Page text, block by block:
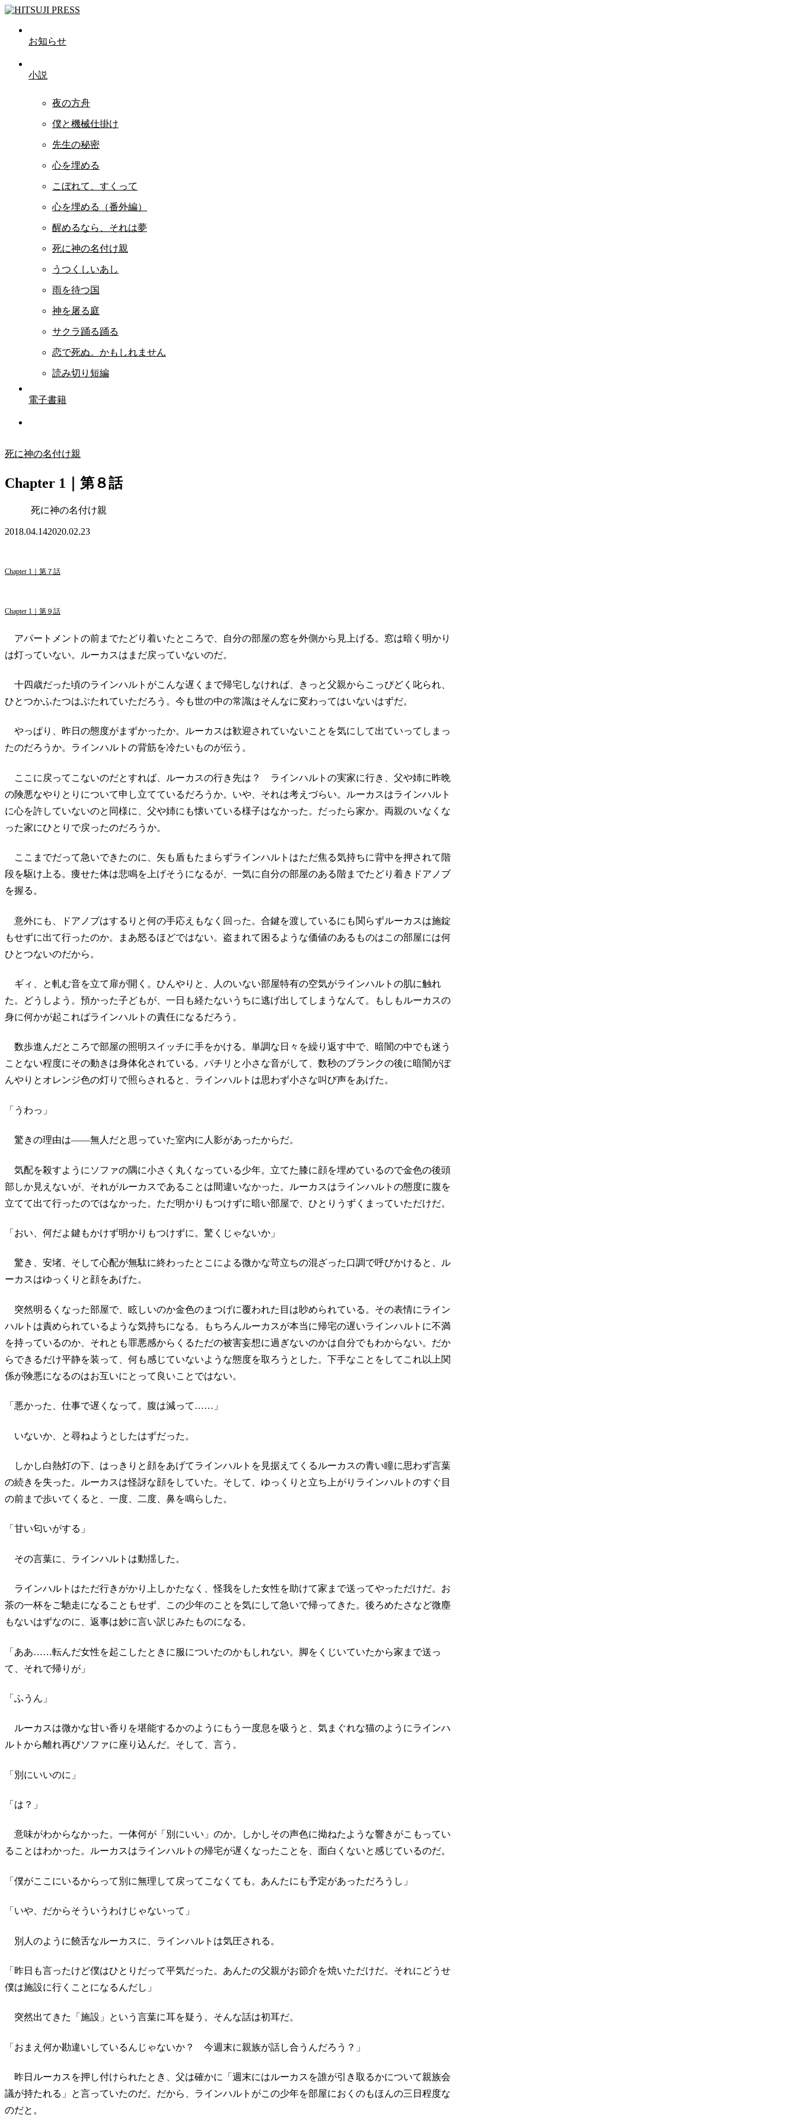
お知らせ
小説
夜の方舟
僕と機械仕掛け
先生の秘密
心を埋める
こぼれて、すくって
心を埋める（番外編）
醒めるなら、それは夢
死に神の名付け親
うつくしいあし
雨を待つ国
神を屠る庭
サクラ踊る踊る
恋で死ぬ。かもしれません
読み切り短編
電子書籍
死に神の名付け親
Chapter 1｜第８話
死に神の名付け親
2018.04.142020.02.23
Chapter 1｜第７話
Chapter 1｜第９話
アパートメントの前までたどり着いたところで、自分の部屋の窓を外側から見上げる。窓は暗く明かり
は灯っていない。ルーカスはまだ戻っていないのだ。
十四歳だった頃のラインハルトがこんな遅くまで帰宅しなければ、きっと父親からこっぴどく叱られ、
ひとつかふたつはぶたれていただろう。今も世の中の常識はそんなに変わってはいないはずだ。
やっぱり、昨日の態度がまずかったか。ルーカスは歓迎されていないことを気にして出ていってしまっ
たのだろうか。ラインハルトの背筋を冷たいものが伝う。
ここに戻ってこないのだとすれば、ルーカスの行き先は？ ラインハルトの実家に行き、父や姉に昨晩
の険悪なやりとりについて申し立てているだろうか。いや、それは考えづらい。ルーカスはラインハルト
に心を許していないのと同様に、父や姉にも懐いている様子はなかった。だったら家か。両親のいなくな
った家にひとりで戻ったのだろうか。
ここまでだって急いできたのに、矢も盾もたまらずラインハルトはただ焦る気持ちに背中を押されて階
段を駆け上る。痩せた体は悲鳴を上げそうになるが、一気に自分の部屋のある階までたどり着きドアノブ
を握る。
意外にも、ドアノブはするりと何の手応えもなく回った。合鍵を渡しているにも関らずルーカスは施錠
もせずに出て行ったのか。まあ怒るほどではない。盗まれて困るような価値のあるものはこの部屋には何
ひとつないのだから。
ギィ、と軋む音を立て扉が開く。ひんやりと、人のいない部屋特有の空気がラインハルトの肌に触れ
た。どうしよう。預かった子どもが、一日も経たないうちに逃げ出してしまうなんて。もしもルーカスの
身に何かが起こればラインハルトの責任になるだろう。
数歩進んだところで部屋の照明スイッチに手をかける。単調な日々を繰り返す中で、暗闇の中でも迷う
ことない程度にその動きは身体化されている。パチリと小さな音がして、数秒のブランクの後に暗闇がぼ
んやりとオレンジ色の灯りで照らされると、ラインハルトは思わず小さな叫び声をあげた。
「うわっ」
驚きの理由は――無人だと思っていた室内に人影があったからだ。
気配を殺すようにソファの隅に小さく丸くなっている少年。立てた膝に顔を埋めているので金色の後頭
部しか見えないが、それがルーカスであることは間違いなかった。ルーカスはラインハルトの態度に腹を
立てて出て行ったのではなかった。ただ明かりもつけずに暗い部屋で、ひとりうずくまっていただけだ。
「おい、何だよ鍵もかけず明かりもつけずに。驚くじゃないか」
驚き、安堵、そして心配が無駄に終わったとこによる微かな苛立ちの混ざった口調で呼びかけると、ル
ーカスはゆっくりと顔をあげた。
突然明るくなった部屋で、眩しいのか金色のまつげに覆われた目は眇められている。その表情にライン
ハルトは責められているような気持ちになる。もちろんルーカスが本当に帰宅の遅いラインハルトに不満
を持っているのか、それとも罪悪感からくるただの被害妄想に過ぎないのかは自分でもわからない。だか
らできるだけ平静を装って、何も感じていないような態度を取ろうとした。下手なことをしてこれ以上関
係が険悪になるのはお互いにとって良いことではない。
「悪かった、仕事で遅くなって。腹は減って……」
いないか、と尋ねようとしたはずだった。
しかし白熱灯の下、はっきりと顔をあげてラインハルトを見据えてくるルーカスの青い瞳に思わず言葉
の続きを失った。ルーカスは怪訝な顔をしていた。そして、ゆっくりと立ち上がりラインハルトのすぐ目
の前まで歩いてくると、一度、二度、鼻を鳴らした。
「甘い匂いがする」
その言葉に、ラインハルトは動揺した。
ラインハルトはただ行きがかり上しかたなく、怪我をした女性を助けて家まで送ってやっただけだ。お
茶の一杯をご馳走になることもせず、この少年のことを気にして急いで帰ってきた。後ろめたさなど微塵
もないはずなのに、返事は妙に言い訳じみたものになる。
「ああ……転んだ女性を起こしたときに服についたのかもしれない。脚をくじいていたから家まで送っ
て、それで帰りが」
「ふうん」
ルーカスは微かな甘い香りを堪能するかのようにもう一度息を吸うと、気まぐれな猫のようにラインハ
ルトから離れ再びソファに座り込んだ。そして、言う。
「別にいいのに」
「は？」
意味がわからなかった。一体何が「別にいい」のか。しかしその声色に拗ねたような響きがこもってい
ることはわかった。ルーカスはラインハルトの帰宅が遅くなったことを、面白くないと感じているのだ。
「僕がここにいるからって別に無理して戻ってこなくても。あんたにも予定があっただろうし」
「いや、だからそういうわけじゃないって」
別人のように饒舌なルーカスに、ラインハルトは気圧される。
「昨日も言ったけど僕はひとりだって平気だった。あんたの父親がお節介を焼いただけだ。それにどうせ
僕は施設に行くことになるんだし」
突然出てきた「施設」という言葉に耳を疑う。そんな話は初耳だ。
「おまえ何か勘違いしているんじゃないか？ 今週末に親族が話し合うんだろう？」
昨日ルーカスを押し付けられたとき、父は確かに「週末にはルーカスを誰が引き取るかについて親族会
議が持たれる」と言っていたのだ。だから、ラインハルトがこの少年を部屋におくのもほんの三日程度な
のだと。